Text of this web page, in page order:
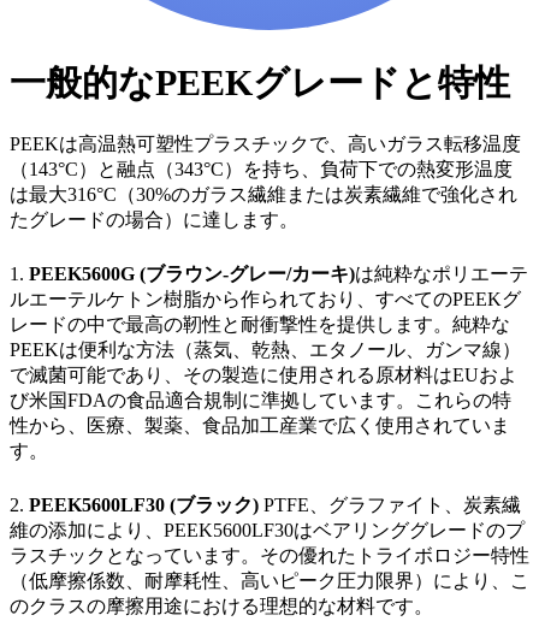
一般的なPEEKグレードと特性
PEEKは高温熱可塑性プラスチックで、高いガラス転移温度
（143°C）と融点（343°C）を持ち、負荷下での熱変形温度
は最大316°C（30%のガラス繊維または炭素繊維で強化され
たグレードの場合）に達します。
1. PEEK5600G (ブラウン-グレー/カーキ)は純粋なポリエーテ
ルエーテルケトン樹脂から作られており、すべてのPEEKグ
レードの中で最高の靭性と耐衝撃性を提供します。純粋な
PEEKは便利な方法（蒸気、乾熱、エタノール、ガンマ線）
で滅菌可能であり、その製造に使用される原材料はEUおよ
び米国FDAの食品適合規制に準拠しています。これらの特
性から、医療、製薬、食品加工産業で広く使用されていま
す。
2. PEEK5600LF30 (ブラック) PTFE、グラファイト、炭素繊
維の添加により、PEEK5600LF30はベアリンググレードのプ
ラスチックとなっています。その優れたトライボロジー特性
（低摩擦係数、耐摩耗性、高いピーク圧力限界）により、こ
のクラスの摩擦用途における理想的な材料です。